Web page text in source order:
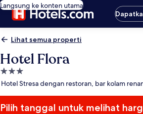
Langsung ke konten utama
Lihat semua properti
Hotel Flora
Properti
bintang
Hotel Stresa dengan restoran, bar kolam
Pilih tanggal untuk melihat